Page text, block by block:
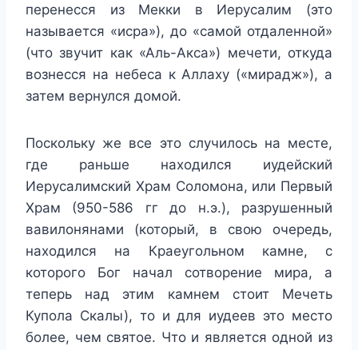
перенесся из Мекки в Иерусалим (это
называется «исра»), до «самой отдаленной»
(что звучит как «Аль-Акса») мечети, откуда
вознесся на небеса к Аллаху («мирадж»), а
затем вернулся домой.
Поскольку же все это случилось на месте,
где раньше находился иудейский
Иерусалимский Храм Соломона, или Первый
Храм (950-586 гг до н.э.), разрушенный
вавилонянами (который, в свою очередь,
находился на Краеугольном камне, с
которого Бог начал сотворение мира, а
теперь над этим камнем стоит Мечеть
Купола Скалы), то и для иудеев это место
более, чем святое. Что и является одной из